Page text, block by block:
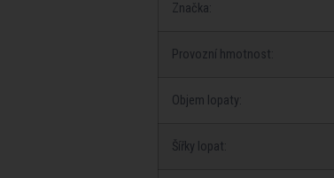
Značka:
Provozní hmotnost:
Objem lopaty:
Šířky lopat: